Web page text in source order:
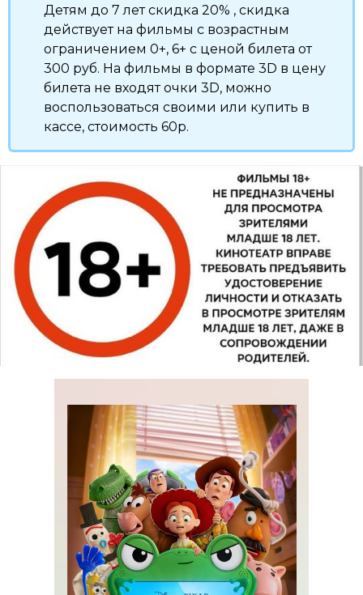
Детям до 7 лет скидка 20% , скидка
действует на фильмы с возрастным
ограничением 0+, 6+ с ценой билета от
300 руб. На фильмы в формате 3D в цену
билета не входят очки 3D, можно
воспользоваться своими или купить в
кассе, стоимость 60р.